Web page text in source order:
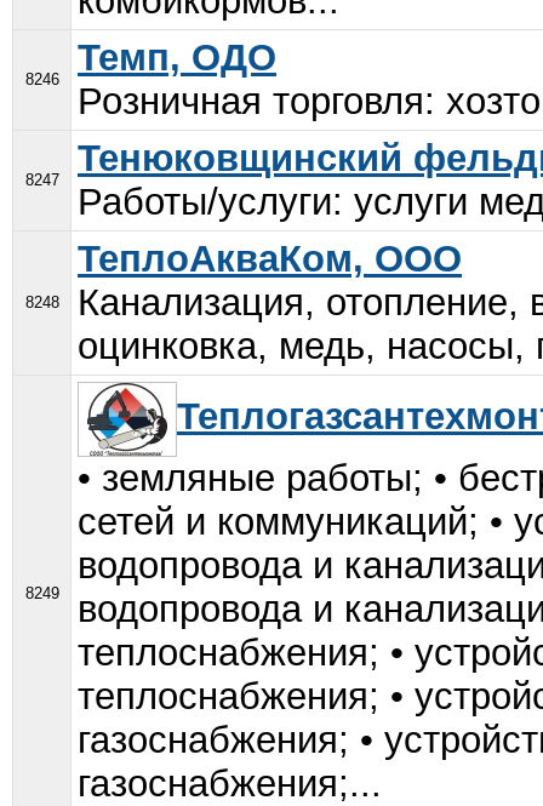
8246
Темп, ОДО
Розничная торговля:
8247
Тенюковщинский
Работы/услуги: услуги
8248
ТеплоАкваКом, ООО
Канализация, отопление,
оцинковка, медь, насосы,
8249
• земляные работы; •
сетей и коммуникаций; •
водопровода и
водопровода и
теплоснабжения; •
теплоснабжения; •
газоснабжения; •
газоснабжения;...